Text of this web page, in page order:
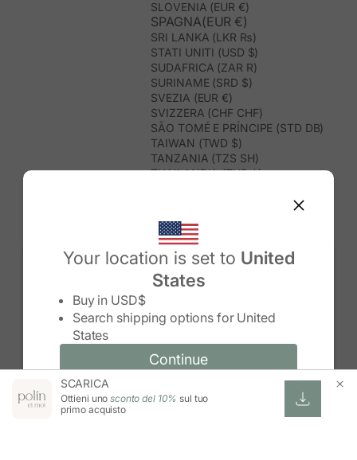
Your location is set to United
States
Buy in USD$
Search shipping options for United
States
Continue
Change country/region and language
Change country/region
Continue
SLOVENIA (EUR €)
SPAGNA(EUR €)
SRI LANKA (LKR ₨)
STATI UNITI (USD $)
SUDAFRICA (ZAR R)
SURINAME (SRD $)
SVEZIA (EUR €)
SVIZZERA (CHF CHF)
SÃO TOMÉ E PRÍNCIPE (STD DB)
TAIWAN (TWD $)
TANZANIA (TZS SH)
THAILANDIA (THB ฿)
TONGA (TOP T$)
TRINIDAD E TOBAGO (TTD $)
TUNISIA (USD $)
TURCHIA (TRY ₺)
TURKMENISTAN (USD $)
UNGHERIA (EUR €)
UZBEKISTAN (UZS SO'M)
VANUATU (VUV VT)
VIETNAM (VND ₫)
WALLIS E FUTUNA (XPF FR)
SCARICA
Ottieni unosconto del 10% sul tuo
primo acquisto